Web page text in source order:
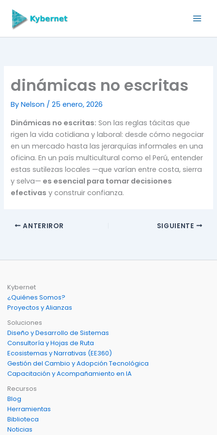
content
dinámicas no escritas
ByNelson /25 enero, 2026
Dinámicas no escritas: Son las reglas tácitas que
rigen la vida cotidiana y laboral: desde cómo negociar
en un mercado hasta las jerarquías informales en una
oficina. En un país multicultural como el Perú, entender
estas sutilezas locales —que varían entre costa, sierra
y selva— es esencial para tomar decisiones
efectivas y construir confianza.
ANTERIROR SIGUIENTE
Kybernet
¿Quiénes Somos?
Proyectos y Alianzas
Soluciones
Diseño y Desarrollo de Sistemas
Consultoría y Hojas de Ruta
Ecosistemas y Narrativas (EE360)
Gestión del Cambio y Adopción Tecnológica
Capacitación y Acompañamiento en IA
Recursos
Blog
Herramientas
Biblioteca
Noticias